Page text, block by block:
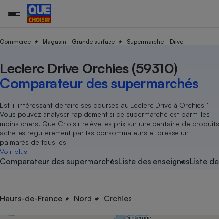
Commerce Magasin - Grande surface Supermarché - Drive
Leclerc Drive Orchies (59310)
Comparateur des supermarchés
Est-il intéressant de faire ses courses au Leclerc Drive à Orchies ’
Vous pouvez analyser rapidement si ce supermarché est parmi les
moins chers. Que Choisir relève les prix sur une centaine de produits
achetés régulièrement par les consommateurs et dresse un
palmarès de tous les
Voir plus
Comparateur des supermarchésListe des enseignesListe
Hauts-de-France Nord OrchiesNutrition
Assurance auto
Magasin - Grande surface
Méthode de vente -
Organismes de défense
Système judiciairegratuit
Déchet
Achat - Vente - Travaux
Location
Sport
électrique
Démarche administrative
Senior
Service marchand
Train
Transport aérien
Toutes les actualités
Enquêtes
Guides d'achat
Conseils
Brèves
Tous les services
Soumettre un litige
Lettres types
Rencontrer une association locale
Tous nos combats
Nos actions
Nos grandes victoires
Les billets de la présidente
Nos associations locales
Nous rejoindre
En savoir plus sur Que Choisir Ensemble
L’association
Nos missions
Notre méthodologie
Notre financement
Nos partenaires
Nous rejoindre